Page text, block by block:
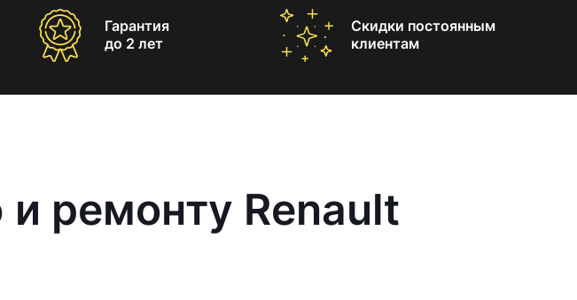
Гарантия
до 2 лет
Скидки постоянным
клиентам
ремонту Renault